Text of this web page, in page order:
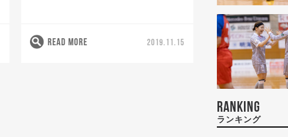
READ MORE 2019.11.15
RANKING
ランキング